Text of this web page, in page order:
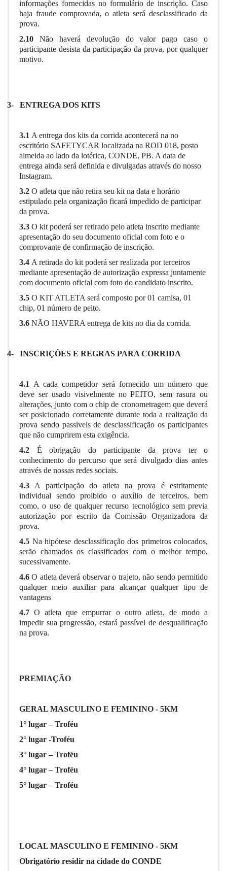
informações fornecidas no formulário de inscrição. Caso
haja fraude comprovada, o atleta será desclassificado da
prova.
2.10 Não haverá devolução do valor pago caso o
participante desista da participação da prova, por qualquer
motivo.
3- ENTREGA DOS KITS
3.1 A entrega dos kits da corrida acontecerá na no
escritório SAFETYCAR localizada na ROD 018, posto
almeida ao lado da lotérica, CONDE, PB. A data de
entrega ainda será definida e divulgadas através do nosso
Instagram.
3.2 O atleta que não retira seu kit na data e horário
estipulado pela organização ficará impedido de participar
da prova.
3.3 O kit poderá ser retirado pelo atleta inscrito mediante
apresentação do seu documento oficial com foto e o
comprovante de confirmação de inscrição.
3.4 A retirada do kit poderá ser realizada por terceiros
mediante apresentação de autorização expressa juntamente
com documento oficial com foto do candidato inscrito.
3.5 O KIT ATLETA será composto por 01 camisa, 01
chip, 01 número de peito.
3.6 NÃO HAVERA entrega de kits no dia da corrida.
4- INSCRIÇÕES E REGRAS PARA CORRIDA
4.1 A cada competidor será fornecido um número que
deve ser usado visivelmente no PEITO, sem rasura ou
alterações, junto com o chip de cronometragem que deverá
ser posicionado corretamente durante toda a realização da
prova sendo passiveis de desclassificação os participantes
que não cumprirem esta exigência.
4.2 É obrigação do participante da prova ter o
conhecimento do percurso que será divulgado dias antes
através de nossas redes sociais.
4.3 A participação do atleta na prova é estritamente
individual sendo proibido o auxílio de terceiros, bem
como, o uso de qualquer recurso tecnológico sem previa
autorização por escrito da Comissão Organizadora da
prova.
4.5 Na hipótese desclassificação dos primeiros colocados,
serão chamados os classificados com o melhor tempo,
sucessivamente.
4.6O atleta deverá observar o trajeto, não sendo permitido
qualquer meio auxiliar para alcançar qualquer tipo de
vantagens
4.7O atleta que empurrar o outro atleta, de modo a
impedir sua progressão, estará passível de desqualificação
na prova.
PREMIAÇÃO
GERAL MASCULINO E FEMININO - 5KM
1° lugar – Troféu
2° lugar -Troféu
3° lugar – Troféu
4° lugar – Troféu
5° lugar – Troféu
LOCAL MASCULINO E FEMININO - 5KM
Obrigatório residir na cidade do CONDE